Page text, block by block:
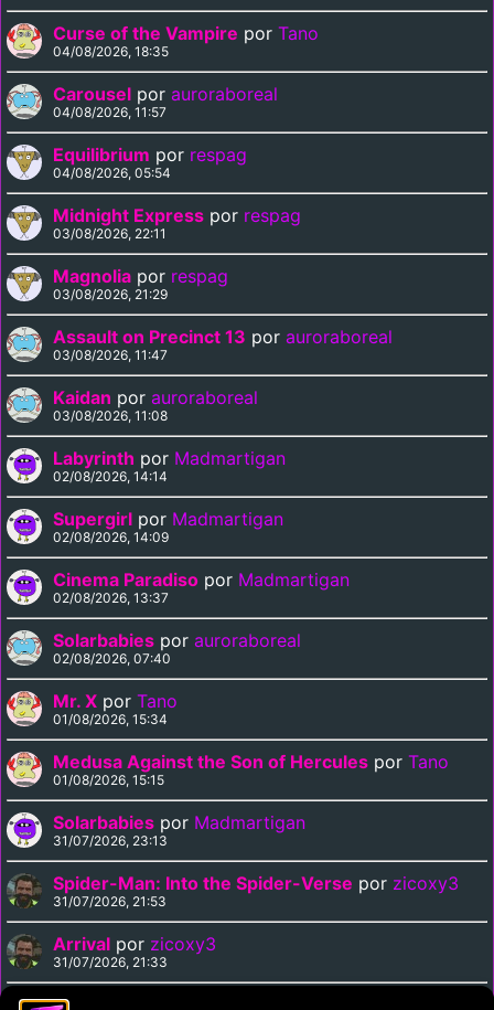
Curse of the Vampire por Tano
04/08/2026, 18:35
Carousel por auroraboreal
04/08/2026, 11:57
Equilibrium por respag
04/08/2026, 05:54
Midnight Express por respag
03/08/2026, 22:11
Magnolia por respag
03/08/2026, 21:29
Assault on Precinct 13 por auroraboreal
03/08/2026, 11:47
Kaidan por auroraboreal
03/08/2026, 11:08
Labyrinth por Madmartigan
02/08/2026, 14:14
Supergirl por Madmartigan
02/08/2026, 14:09
Cinema Paradiso por Madmartigan
02/08/2026, 13:37
Solarbabies por auroraboreal
02/08/2026, 07:40
Mr. X por Tano
01/08/2026, 15:34
Medusa Against the Son of Hercules por Tano
01/08/2026, 15:15
Solarbabies por Madmartigan
31/07/2026, 23:13
Spider-Man: Into the Spider-Verse por zicoxy3
31/07/2026, 21:53
Arrival por zicoxy3
31/07/2026, 21:33
Arrival